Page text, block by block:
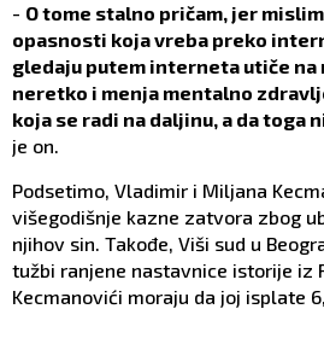
- O tome stalno pričam, jer
opasnosti koja vreba preko
gledaju putem interneta utiče na
neretko i menja mentalno
koja se radi na daljinu, a da toga
je on.
Podsetimo, Vladimir i Miljana
višegodišnje kazne zatvora zbog
njihov sin. Takođe, Viši sud u
tužbi ranjene nastavnice istorije iz
Kecmanovići moraju da joj isplate